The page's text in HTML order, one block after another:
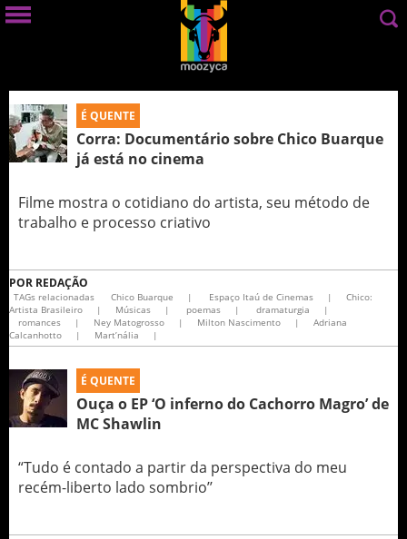
É QUENTE
Corra: Documentário sobre Chico Buarque
já está no cinema
Filme mostra o cotidiano do artista, seu método de
trabalho e processo criativo
POR REDAÇÃO
TAGs relacionadas Chico Buarque | Espaço Itaú de Cinemas |
Chico:
Artista Brasileiro
| Músicas | poemas | dramaturgia
|
romances
| Ney Matogrosso | Milton Nascimento |
Adriana
Calcanhotto
| Mart’nália |
É QUENTE
Ouça o EP ‘O inferno do Cachorro Magro’ de
MC Shawlin
“Tudo é contado a partir da perspectiva do meu
recém-liberto lado sombrio’’